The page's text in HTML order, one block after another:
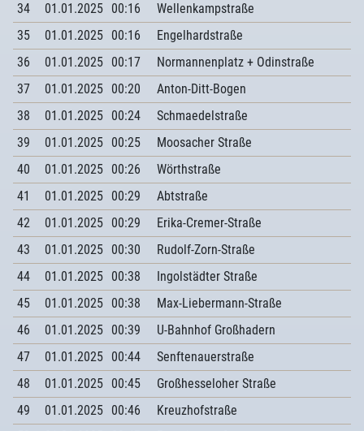
34
01.01.2025 00:16
Wellenkampstraße
35
01.01.2025 00:16
Engelhardstraße
36
01.01.2025 00:17
Normannenplatz + Odinstraße
37
01.01.2025 00:20
Anton-Ditt-Bogen
38
01.01.2025 00:24
Schmaedelstraße
39
01.01.2025 00:25
Moosacher Straße
40
01.01.2025 00:26
Wörthstraße
41
01.01.2025 00:29
Abtstraße
42
01.01.2025 00:29
Erika-Cremer-Straße
43
01.01.2025 00:30
Rudolf-Zorn-Straße
44
01.01.2025 00:38
Ingolstädter Straße
45
01.01.2025 00:38
Max-Liebermann-Straße
46
01.01.2025 00:39
U-Bahnhof Großhadern
47
01.01.2025 00:44
Senftenauerstraße
48
01.01.2025 00:45
Großhesseloher Straße
49
01.01.2025 00:46
Kreuzhofstraße